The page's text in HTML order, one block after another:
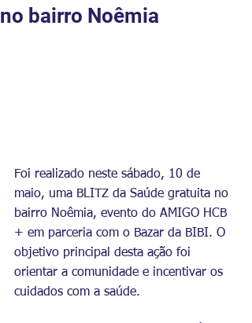
no bairro Noêmia
Foi realizado neste sábado, 10 de
maio, uma BLITZ da Saúde gratuita no
bairro Noêmia, evento do AMIGO HCB
+ em parceria com o Bazar da BIBI. O
objetivo principal desta ação foi
orientar a comunidade e incentivar os
cuidados com a saúde.